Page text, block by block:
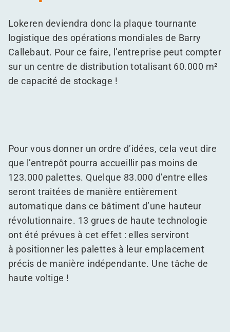
Lokeren deviendra donc la plaque tournante
logistique des opérations mondiales de Barry
Callebaut. Pour ce faire, l’entreprise peut compter
sur un centre de distribution totalisant 60.000 m²
de capacité de stockage !
Pour vous donner un ordre d’idées, cela veut dire
que l’entrepôt pourra accueillir pas moins de
123.000 palettes. Quelque 83.000 d’entre elles
seront traitées de manière entièrement
automatique dans ce bâtiment d’une hauteur
révolutionnaire. 13 grues de haute technologie
ont été prévues à cet effet : elles serviront
à positionner les palettes à leur emplacement
précis de manière indépendante. Une tâche de
haute voltige !